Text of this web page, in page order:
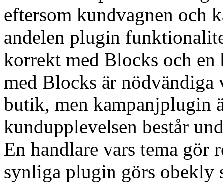
eftersom kundvagnen och
andelen plugin
korrekt med Blocks och
med Blocks är
butik, men kampanjplugin
kundupplevelsen består
En handlare vars tema gör
synliga plugin görs obekly